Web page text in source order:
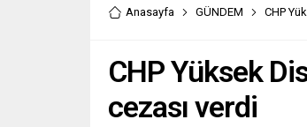
Anasayfa GÜNDEM CHP
CHP Yüksek
cezası verdi